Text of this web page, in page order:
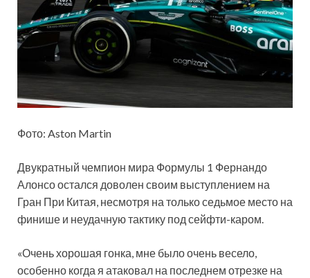
Фото: Aston Martin
Двукратный чемпион мира Формулы 1 Фернандо
Алонсо остался доволен своим выступлением на
Гран При Китая, несмотря на только седьмое место на
финише и неудачную тактику под сейфти-каром.
«Очень хорошая гонка, мне было очень весело,
особенно когда я атаковал на последнем отрезке на